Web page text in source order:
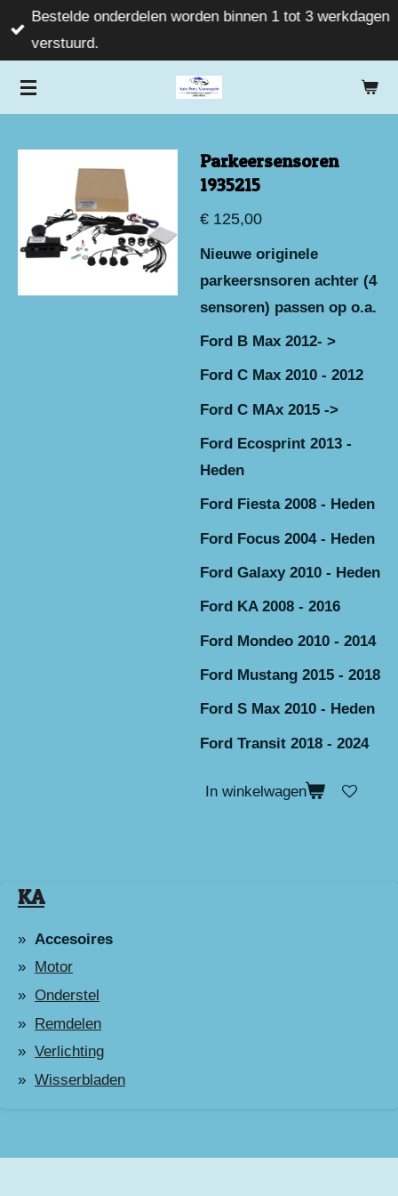
Ga
direct
de
Bestelde onderdelen worden binnen 1 tot 3 werkdagen
verstuurd.
Parkeersensoren
1935215
€ 125,00
Nieuwe originele
parkeersnsoren achter (4
sensoren) passen op o.a.
Ford B Max 2012- >
Ford C Max 2010 - 2012
Ford C MAx 2015 ->
Ford Ecosprint 2013 -
Heden
Ford Fiesta 2008 - Heden
Ford Focus 2004 - Heden
Ford Galaxy 2010 - Heden
Ford KA 2008 - 2016
Ford Mondeo 2010 - 2014
Ford Mustang 2015 - 2018
Ford S Max 2010 - Heden
Ford Transit 2018 - 2024
In winkelwagen
KA
Accesoires
Motor
Onderstel
Remdelen
Verlichting
Wisserbladen